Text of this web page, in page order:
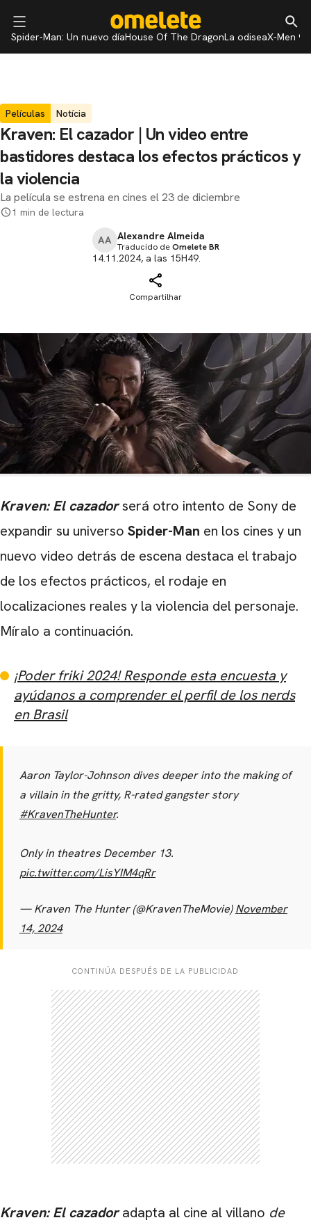
Spider-Man: Un nuevo díaHouse Of The DragonLa odiseaX-Men 97
Películas Notícia
Kraven: El cazador | Un video entre
bastidores destaca los efectos prácticos y
la violencia
La película se estrena en cines el 23 de diciembre
1 min de lectura
AA Alexandre Almeida
Traducido deOmelete BR
14.11.2024, a las 15H49.
Compartilhar
Kraven: El cazadorserá otro intento de Sony de
expandir su universo Spider-Man en los cines y un
nuevo video detrás de escena destaca el trabajo
de los efectos prácticos, el rodaje en
localizaciones reales y la violencia del personaje.
Míralo a continuación.
¡Poder friki 2024! Responde esta encuesta y
ayúdanos a comprender el perfil de los nerds
en Brasil
Aaron Taylor-Johnson dives deeper into the making of
a villain in the gritty, R-rated gangster story
#KravenTheHunter.
Only in theatres December 13.
pic.twitter.com/LisYIM4qRr
— Kraven The Hunter (@KravenTheMovie)November
14, 2024
CONTINÚA DESPUÉS DE LA PUBLICIDAD
Kraven: El cazadoradapta al cine al villano de